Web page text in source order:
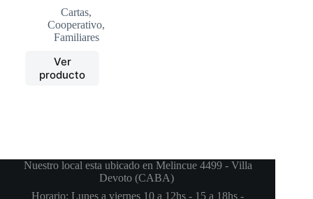
Cartas,
Cooperativo,
Familiares
Ver
producto
Nuestro local esta ubicado en Melincue 4499 - Villa
Devoto (CABA)
Horario: Lunes a viernes 10 a 12hs - 15 a 18hs -